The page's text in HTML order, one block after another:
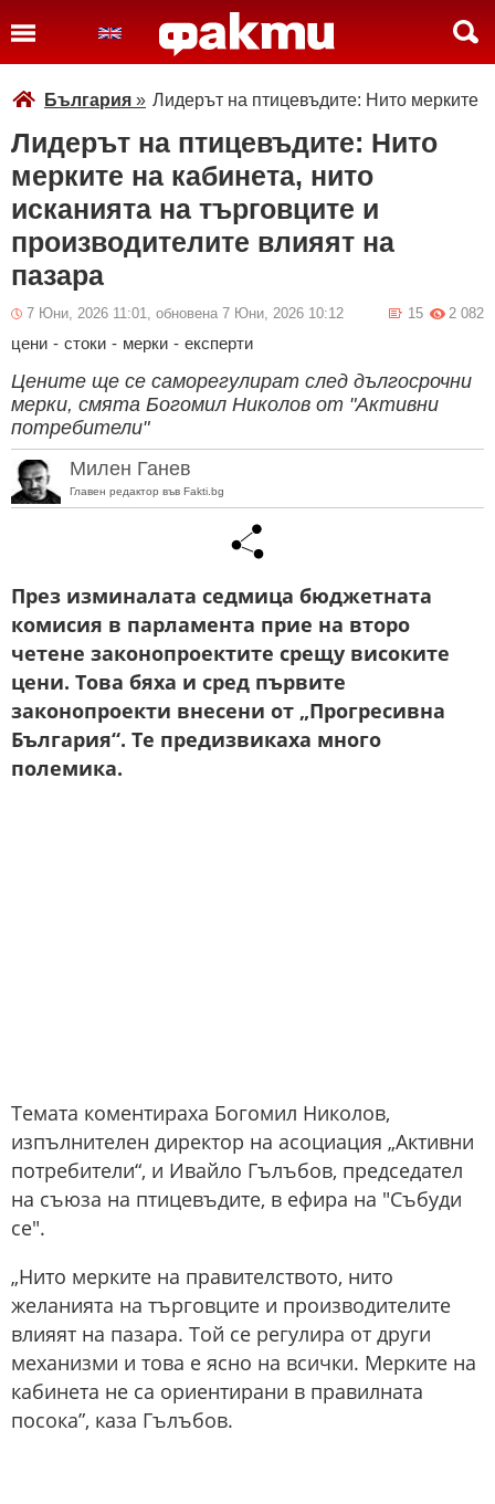
България » Лидерът на птицевъдите: Нито мерките
Лидерът на птицевъдите: Нито
мерките на кабинета, нито
исканията на търговците и
производителите влияят на
пазара
7 Юни, 2026 11:01, обновена 7 Юни, 2026 10:12 2 082
15
цени - стоки - мерки - експерти
Цените ще се саморегулират след дългосрочни
мерки, смята Богомил Николов от "Активни
потребители"
Милен Ганев
Главен редактор във Fakti.bg
През изминалата седмица бюджетната
комисия в парламента прие на второ
четене законопроектите срещу високите
цени. Това бяха и сред първите
законопроекти внесени от „Прогресивна
България“. Те предизвикаха много
полемика.
Темата коментираха Богомил Николов,
изпълнителен директор на асоциация „Активни
потребители“, и Ивайло Гълъбов, председател
на съюза на птицевъдите, в ефира на "Събуди
се".
„Нито мерките на правителството, нито
желанията на търговците и производителите
влияят на пазара. Той се регулира от други
механизми и това е ясно на всички. Мерките на
кабинета не са ориентирани в правилната
посока”, каза Гълъбов.